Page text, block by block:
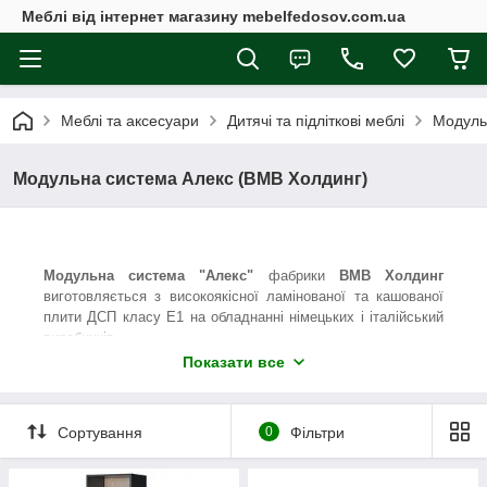
Меблі від інтернет магазину mebelfedosov.com.ua
Меблі та аксесуари Дитячі та підліткові меблі
Модульна система Алекс (ВМВ Холдинг)
Модульна система "Алекс" фабрикиВМВ Холдинг
виготовляється з високоякісної ламінованої та кашованої
плити ДСП класу Е1 на обладнанні німецьких і італійський
виробників.
Дитяча "Алекс" виконується в кольорах: корпус - графіт;
Сонома. Ручки до даної системи виготовлені з якісної
фарбованої МДФ плити, поверхня якої - матова.
Цвета ручек по умолчанию комплектуются: фиолетовый +
лимонный. Возможно изменение цветов ручек под заказ:
Показати все
Сортування 0 Фільтри